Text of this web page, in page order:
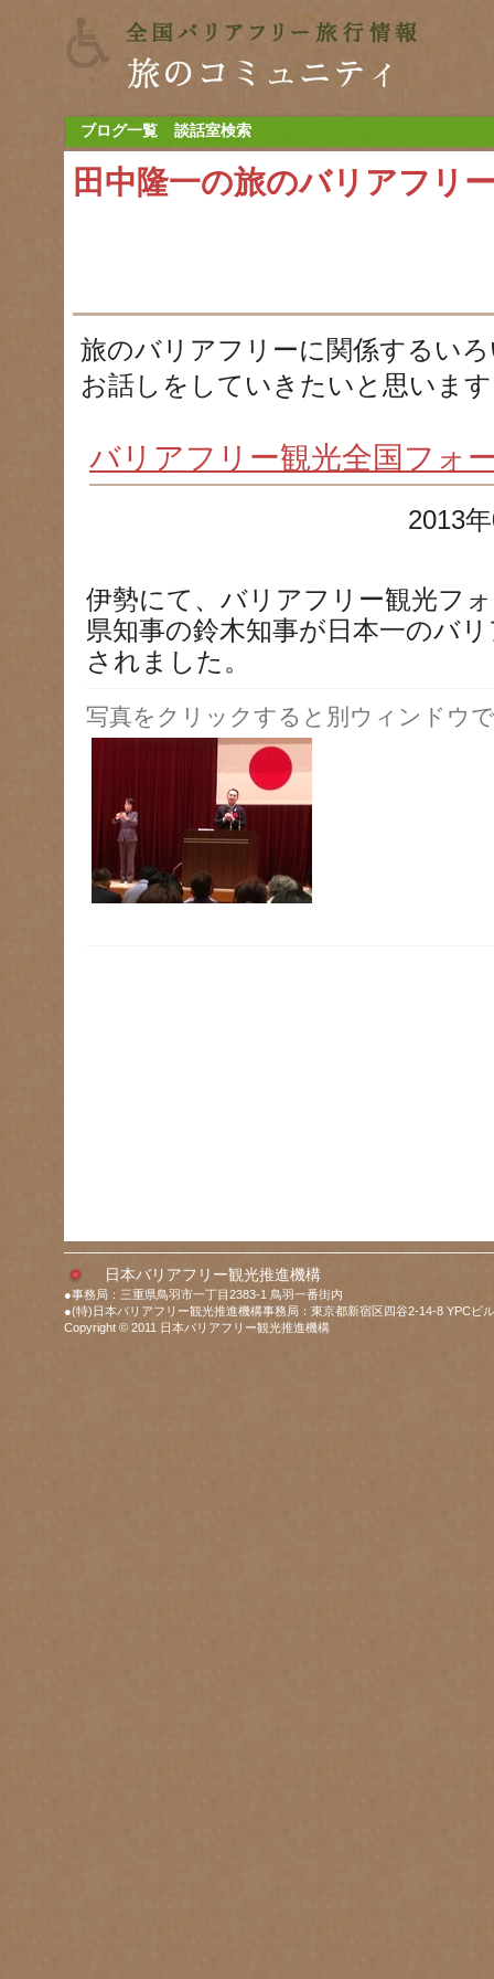
ブログ一覧 談話室検索
田中隆一の旅のバリアフリ
旅のバリアフリーに関係するい
お話しをしていきたいと思いま
バリアフリー観光全国フォ
2013
伊勢にて、バリアフリー観光フ
県知事の鈴木知事が日本一のバ
されました。
写真をクリックすると別ウィンドウ
日本バリアフリー観光推進機構
●事務局：三重県鳥羽市一丁目2383-1 鳥羽一番街内
●(特)日本バリアフリー観光推進機構事務局：東京都新宿区四谷2-14-8 YPCビ
Copyright © 2011 日本バリアフリー観光推進機構